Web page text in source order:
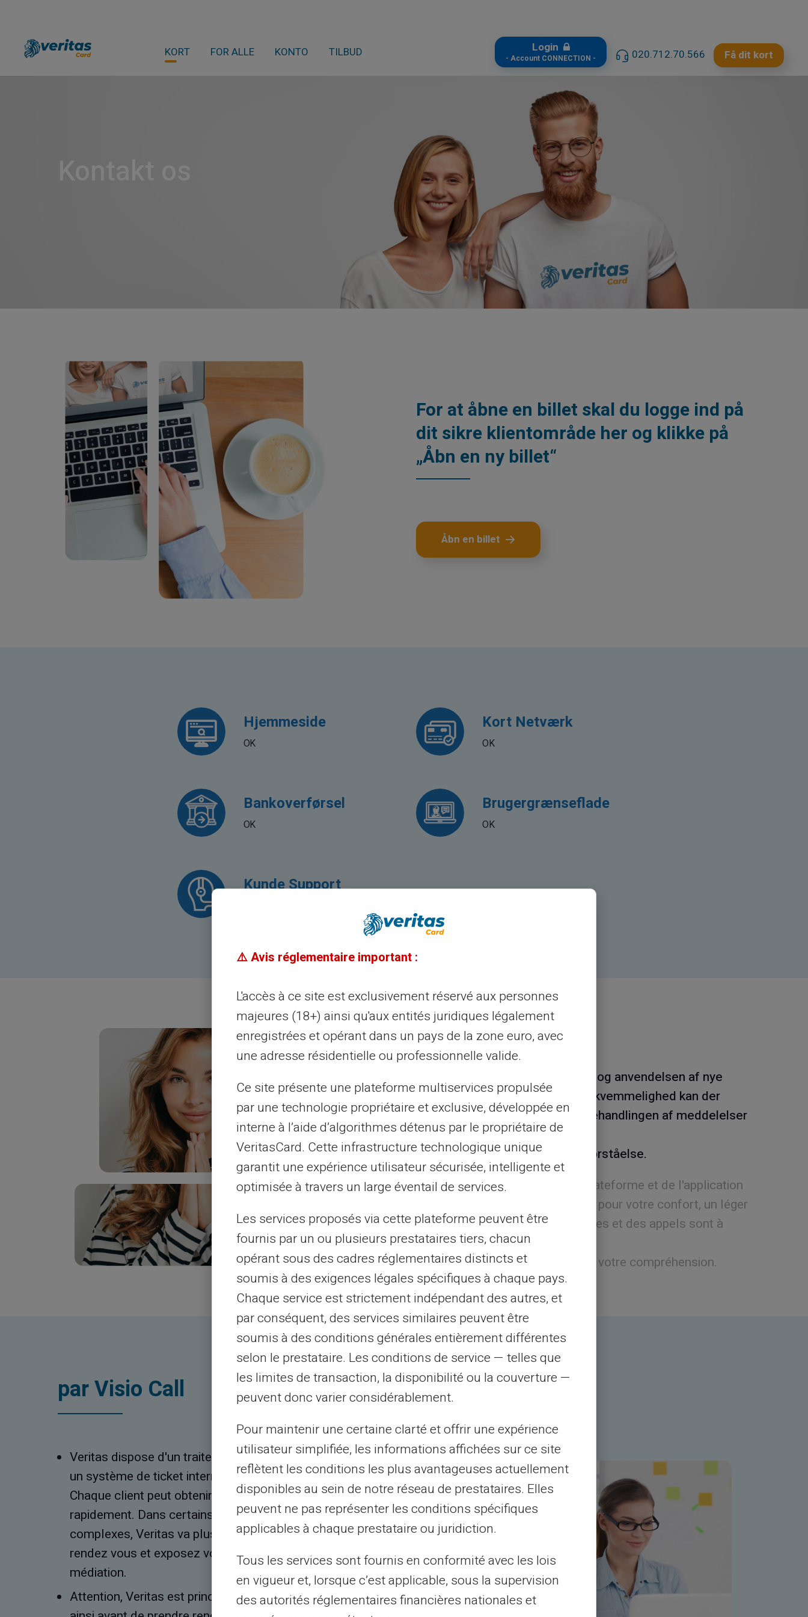
KORT FOR ALLE KONTO TILBUD Login
- Account CONNECTION - 020.712.70.566 Få dit kort
For at åbne en billet skal du logge ind på
dit sikre klientområde her og klikke på
„Åbn en ny billet“
Åbn en billet
Hjemmeside
OK
Bankoverførsel
OK
Kunde Support
Kort Netværk
OK
Brugergrænseflade
OK
Skriftligt
På grund af en platformændring og anvendelsen af nye
sikkerhedsstandarder for din bekvemmelighed kan der
forventes en lille forsinkelse i behandlingen af meddelelser
og opkald.
Takfor din tålmodighed og din forståelse.
En raison d'un changement de plateforme et de l'application
de nouvelles normes de sécurité pour votre confort, un léger
retard de traitement des messages et des appels sont à
prévoir.
Mercide votre tålmodighed et de votre compréhension.
par Visio Call
Veritas dispose d'un traitement unique des questions via
un système de ticket interne via votre espace client.
Chaque client peut obtenir une réponse claire facilement et
rapidement. Dans certains cas exceptionnels ou
complexes, Veritas va plus loin et propose de prendre un
rendez vous et exposez votre demande à l'équipe
médiation.
Attention, Veritas est principalement un service internet,
⚠️ Avis réglementaire important :
L'accès à ce site est exclusivement réservé aux personnes
majeures (18+) ainsi qu'aux entités juridiques légalement
enregistrées et opérant dans un pays de la zone euro, avec
une adresse résidentielle ou professionnelle valide.
Ce site présente une plateforme multiservices propulsée
par une technologie propriétaire et exclusive, développée en
interne à l’aide d’algorithmes détenus par le propriétaire de
VeritasCard. Cette infrastructure technologique unique
garantit une expérience utilisateur sécurisée, intelligente et
optimisée à travers un large éventail de services.
Les services proposés via cette plateforme peuvent être
fournis par un ou plusieurs prestataires tiers, chacun
opérant sous des cadres réglementaires distincts et
soumis à des exigences légales spécifiques à chaque pays.
Chaque service est strictement indépendant des autres, et
par conséquent, des services similaires peuvent être
soumis à des conditions générales entièrement différentes
selon le prestataire. Les conditions de service — telles que
les limites de transaction, la disponibilité ou la couverture —
peuvent donc varier considérablement.
Pour maintenir une certaine clarté et offrir une expérience
utilisateur simplifiée, les informations affichées sur ce site
reflètent les conditions les plus avantageuses actuellement
disponibles au sein de notre réseau de prestataires. Elles
peuvent ne pas représenter les conditions spécifiques
applicables à chaque prestataire ou juridiction.
Tous les services sont fournis en conformité avec les lois
en vigueur et, lorsque c’est applicable, sous la supervision
des autorités réglementaires financières nationales et